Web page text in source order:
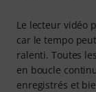
Le lecteur vidéo
car le tempo
ralenti. Toutes
en boucle
enregistrés et